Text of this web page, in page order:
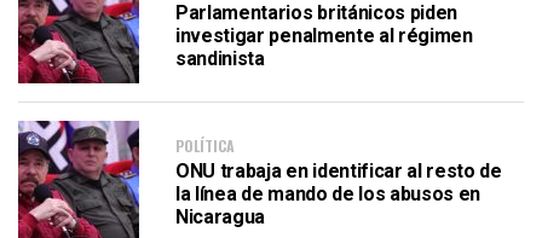
Parlamentarios británicos piden
investigar penalmente al régimen
sandinista
POLÍTICA
ONU trabaja en identificar al resto de
la línea de mando de los abusos en
Nicaragua